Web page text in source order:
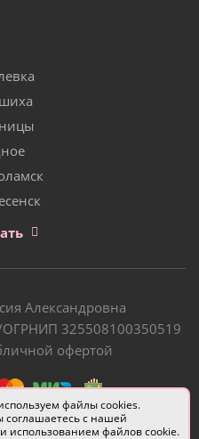
Александровна
325508100350519
офертой
файлы cookies.
соглашаетесь с нашей
и использованием файлов cookie.